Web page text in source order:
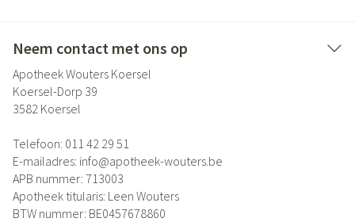
Neem contact met ons op
Apotheek Wouters Koersel
Koersel-Dorp 39
3582 Koersel
Telefoon: 011 42 29 51
E-mailadres: info@apotheek-wouters.be
APB nummer: 713003
Apotheek titularis: Leen Wouters
BTW nummer: BE0457678860